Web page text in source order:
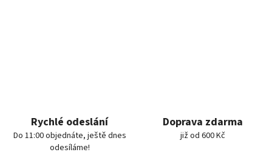
Rychlé odeslání
Do 11:00 objednáte, ještě dnes
odesíláme!
Doprava zdarma
již od 600 Kč